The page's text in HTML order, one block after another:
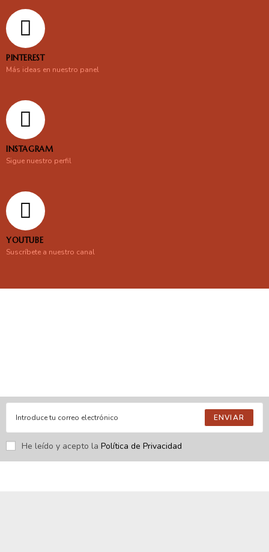
PINTEREST
Más ideas en nuestro panel
INSTAGRAM
Sigue nuestro perfil
YOUTUBE
Suscríbete a nuestro canal
ENVIAR
He leído y acepto la Política de Privacidad